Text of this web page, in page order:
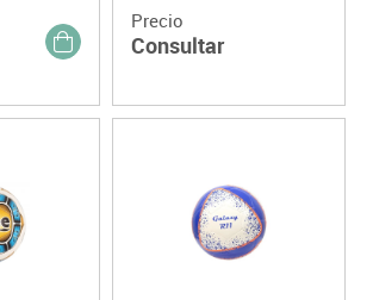
Precio
Consultar